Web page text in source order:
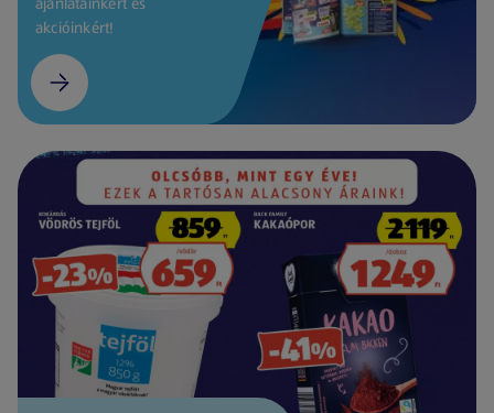
akcióinkért!